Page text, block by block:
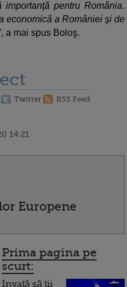
pentru România.
economică a României şi de
, a mai spus Boloş.
Twitter RSS Feed
14:21
Europene
Prima pagina pe
scurt:
Invață să ții